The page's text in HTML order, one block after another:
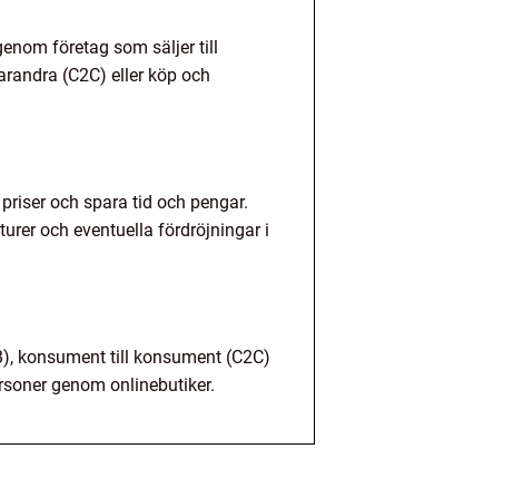
företag som säljer till
(C2C) eller köp och
och spara tid och pengar.
och eventuella fördröjningar i
konsument till konsument (C2C)
genom onlinebutiker.